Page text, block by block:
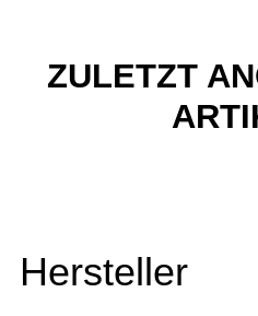
ZULETZT
Hersteller